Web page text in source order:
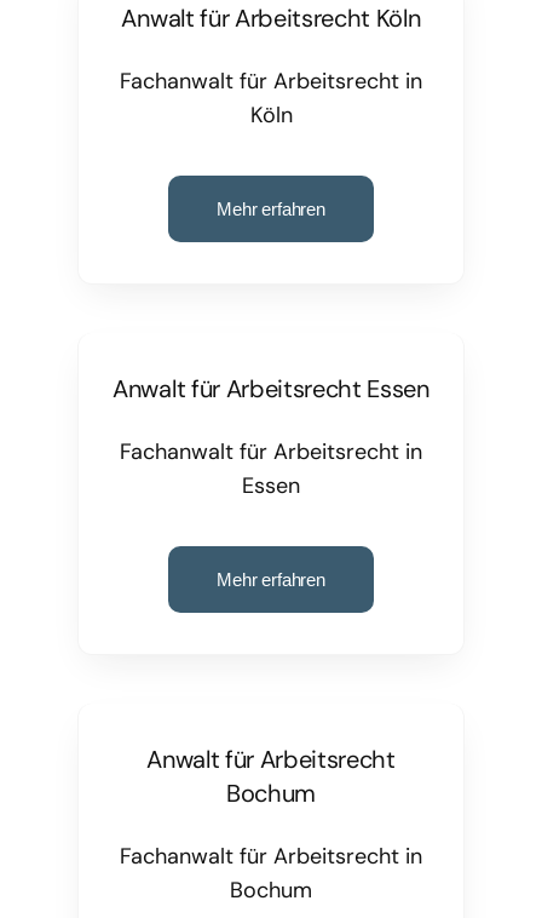
Anwalt für Arbeitsrecht Köln
Fachanwalt für Arbeitsrecht in
Köln
Mehr erfahren
Anwalt für Arbeitsrecht Essen
Fachanwalt für Arbeitsrecht in
Essen
Mehr erfahren
Anwalt für Arbeitsrecht
Bochum
Fachanwalt für Arbeitsrecht in
Bochum